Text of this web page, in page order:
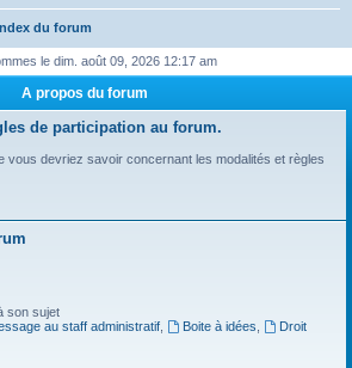
du forum
le dim. août 09, 2026 12:17 am
A propos du forum
de participation au forum.
vous devriez savoir concernant les modalités et règles
son sujet
au staff administratif, Boite à idées
Droit